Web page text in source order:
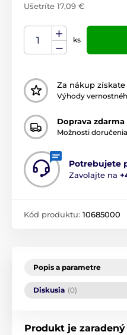
Ušetríte 17,09 €
ks
Za nákup získate
Výhody
Doprava zdarma
Možnosti doručenia
Potrebujete
Zavolajte na
Kód produktu: 10685000
Popis a parametre
Diskusia (0)
Produkt je